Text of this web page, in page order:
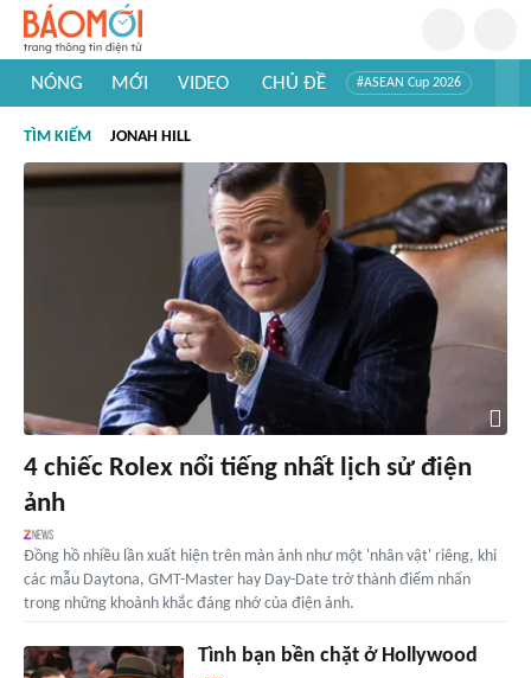
NÓNG MỚI VIDEO CHỦ ĐỀ #ASEAN Cup 2026
#Khám phá thế giới
TÌM KIẾM JONAH HILL
4 chiếc Rolex nổi tiếng nhất lịch sử điện
ảnh
Đồng hồ nhiều lần xuất hiện trên màn ảnh như một 'nhân vật' riêng, khi
các mẫu Daytona, GMT-Master hay Day-Date trở thành điểm nhấn
trong những khoảnh khắc đáng nhớ của điện ảnh.
Tình bạn bền chặt ở Hollywood